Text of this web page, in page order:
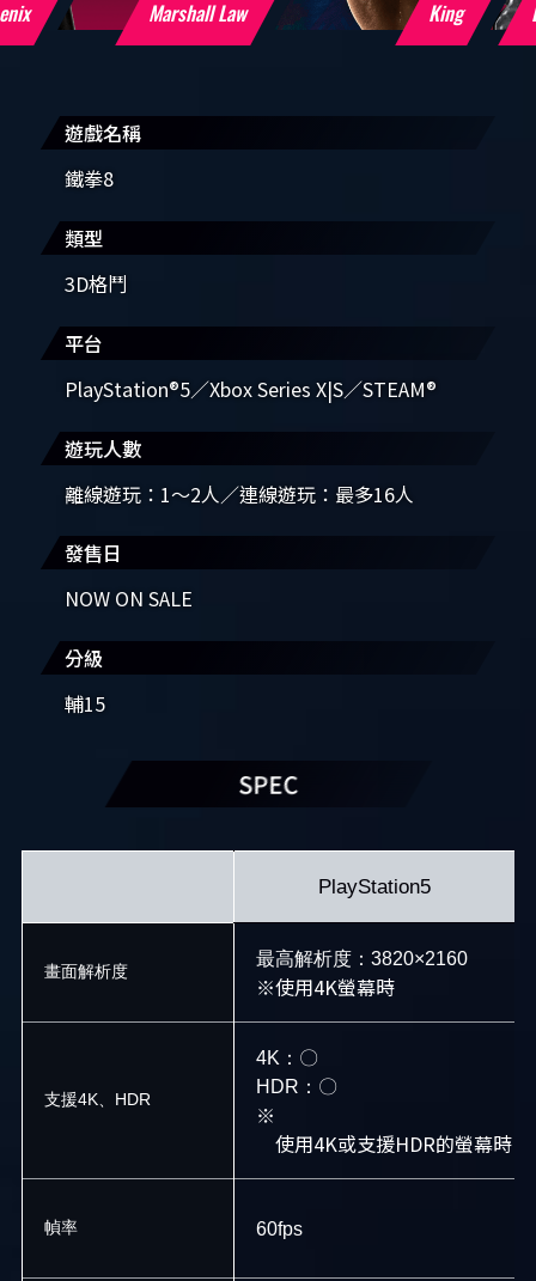
Marshall Law King Lars
遊戲名稱
鐵拳8
類型
3D格鬥
平台
PlayStation®5／Xbox Series X|S／STEAM®
遊玩人數
離線遊玩：1～2人／連線遊玩：最多16人
發售日
NOW ON SALE
分級
輔15
SPEC
PlayStation5
畫面解析度
最高解析度：3820×2160
※使用4K螢幕時
支援4K、HDR
4K：〇
HDR：〇
※
使用4K或支援HDR的螢幕時
幀率 60fps